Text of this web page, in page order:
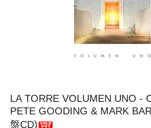
LA TORRE VOLUMEN UNO -
PETE GOODING & MARK
盤CD)